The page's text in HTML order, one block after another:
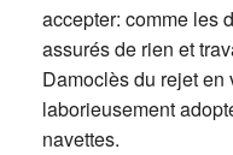
accepter: comme les
assurés de rien et
Damoclès du rejet en
laborieusement
navettes.